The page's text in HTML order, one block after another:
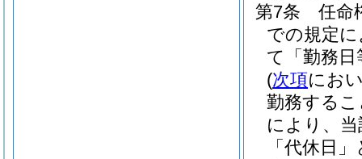
第7条
任命
での規定
て「勤務
(次項にお
勤務する
により、
「代休日